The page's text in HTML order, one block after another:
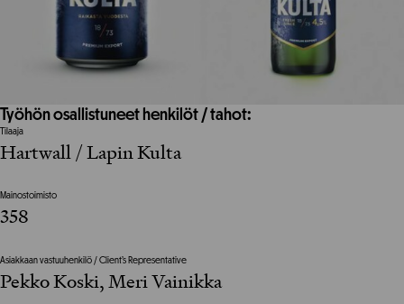
Työhön osallistuneet henkilöt / tahot:
Tilaaja
Hartwall / Lapin Kulta
Mainostoimisto
358
Asiakkaan vastuuhenkilö / Client’s Representative
Pekko Koski, Meri Vainikka